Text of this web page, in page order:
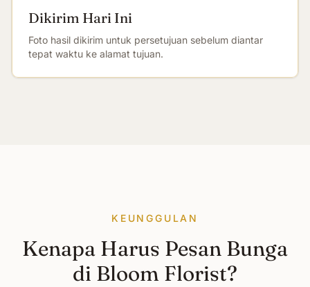
Dikirim Hari Ini
Foto hasil dikirim untuk persetujuan sebelum diantar
tepat waktu ke alamat tujuan.
KEUNGGULAN
Kenapa Harus Pesan Bunga
di Bloom Florist?